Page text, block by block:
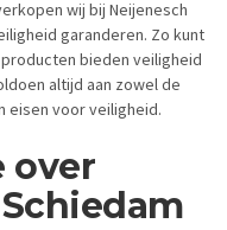
wij bij Neijenesch
garanderen. Zo kunt
bieden veiligheid
altijd aan zowel de
eisen voor veiligheid.
over